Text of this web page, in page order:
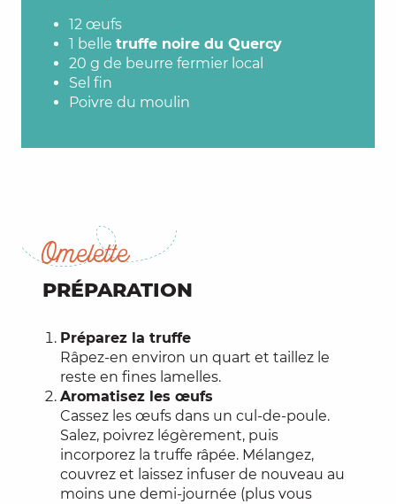
12 œufs
1 belle truffe noire du Quercy
20 g de beurre fermier local
Sel fin
Poivre du moulin
Omelette
PRÉPARATION
Préparez la truffe
Râpez-en environ un quart et taillez le
reste en fines lamelles.
Aromatisez les œufs
Cassez les œufs dans un cul-de-poule.
Salez, poivrez légèrement, puis
incorporez la truffe râpée. Mélangez,
couvrez et laissez infuser de nouveau au
moins une demi-journée (plus vous